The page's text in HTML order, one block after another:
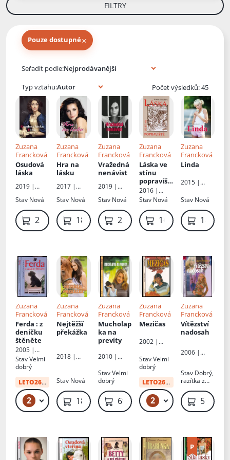
FILTRY
Pouze dostupné×
Seřadit podle:
Typ vztahu:
Počet výsledků: 45
Zuzana
Francková
Osudová
láska
2019 |
Rybníček -
vyd.Akcent
Stav Nová
219 Kč
Zuzana
Francková
Hra na
lásku
2017 |
Rybníček -
vyd.Akcent
Stav Nová
189 Kč
Zuzana
Francková
Vražedná
nenávist
2019 |
Stav Nová
219 Kč
Zuzana
Francková
Láska ve
stínu
popravišt
ě
2016 |
Drahomír
vyd.Akcent
Stav Nová
169 Kč
Zuzana
Francková
Linda
2015 |
Stav Nová
189 Kč
Zuzana
Francková
Ferda : z
deníčku
štěněte
2005 |
Petra
StavVelmi
dobrý
LETO26od: 10 Kč
2 49 Kč
Zuzana
Francková
Nejtěžší
překážka
2018 |
vyd.Akcent
Stav Nová
189 Kč
Zuzana
Francková
Mucholap
ka na
prevíty
2010 |
StavVelmi
dobrý
69 Kč
Zuzana
Francková
Mezičas
2002 |
StavVelmi
dobrý
LETO26od: 29 Kč
2 49 Kč
Zuzana
Francková
Vítězství
nadosah
2006 |
Stav Dobrý,
razítka z
59 Kč